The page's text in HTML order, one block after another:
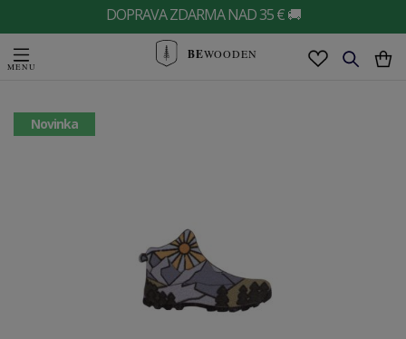
DOPRAVA ZDARMA NAD 35 € 🚚
BEWOODEN
Novinka